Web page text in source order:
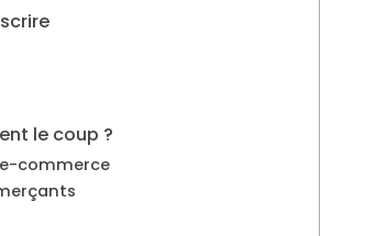
le coup ?
commerce